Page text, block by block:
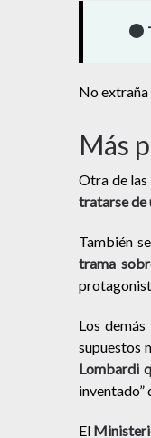
No extraña
Más
Otra de
tratarse de
También
trama
Los
supuestos
Lombardi
inventado”
El